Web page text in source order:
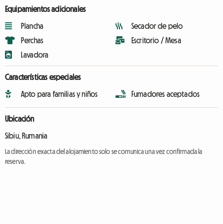
Equipamientos adicionales
Plancha
Perchas
Lavadora
Secador de pelo
Escritorio / Mesa
Características especiales
Apto para familias y niños Fumadores aceptados
Ubicación
Sibiu, Rumania
La dirección exacta del alojamiento solo se comunica una vez confirmada la
reserva.